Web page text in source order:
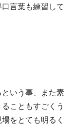
言葉も練習して
いう事、また素
こともすごくう
をとても明るく